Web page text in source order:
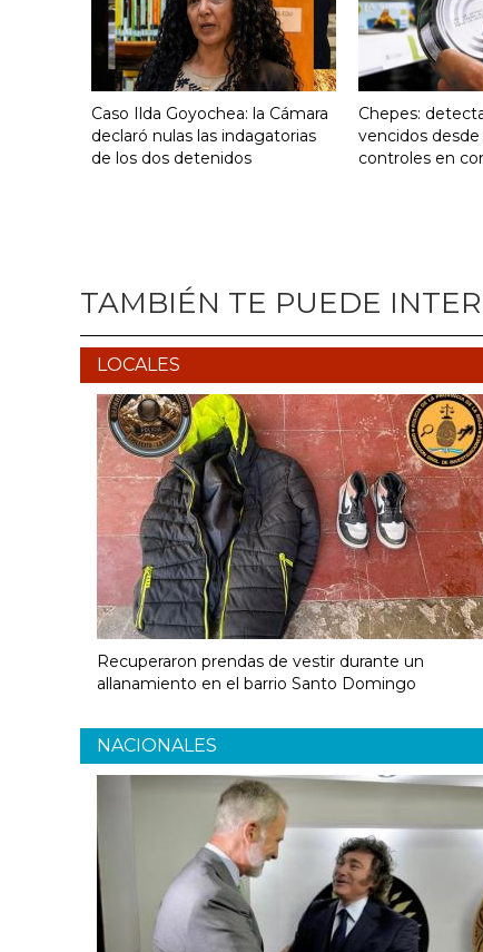
Caso Ilda Goyochea: la Cámara
declaró nulas las indagatorias
de los dos detenidos
Chepes:
vencidos desde
controles en
TAMBIÉN TE PUEDE
LOCALES
Recuperaron prendas de vestir durante un
allanamiento en el barrio Santo Domingo
NACIONALES